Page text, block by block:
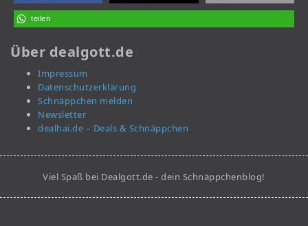
teilen
Über dealgott.de
Impressum
Datenschutzerklärung
Schnäppchen melden
Newsletter
dealhai.de – Deals & Schnäppchen
Viel Spaß bei Dealgott.de - dein Schnäppchenblog!